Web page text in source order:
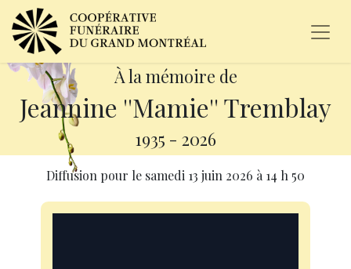
À la mémoire de
Jeannine ''Mamie'' Tremblay
1935 - 2026
Diffusion pour le samedi 13 juin 2026 à 14 h 50